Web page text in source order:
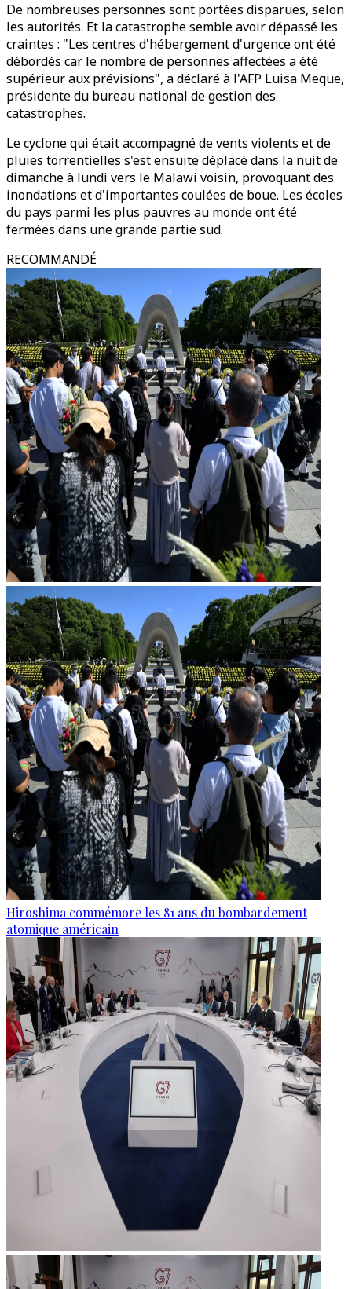
De nombreuses personnes sont portées disparues, selon
les autorités. Et la catastrophe semble avoir dépassé les
craintes : "Les centres d'hébergement d'urgence ont été
débordés car le nombre de personnes affectées a été
supérieur aux prévisions", a déclaré à l'AFP Luisa Meque,
présidente du bureau national de gestion des
catastrophes.
Le cyclone qui était accompagné de vents violents et de
pluies torrentielles s'est ensuite déplacé dans la nuit de
dimanche à lundi vers le Malawi voisin, provoquant des
inondations et d'importantes coulées de boue. Les écoles
du pays parmi les plus pauvres au monde ont été
fermées dans une grande partie sud.
RECOMMANDÉ
Hiroshima commémore les 81 ans du bombardement
atomique américain